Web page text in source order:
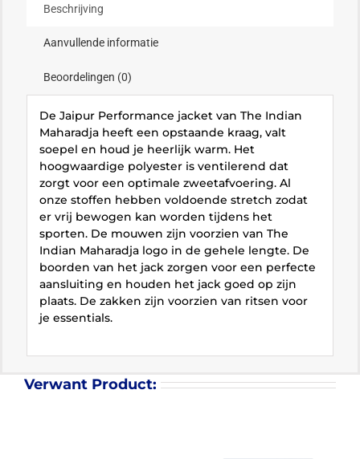
Beschrijving
Aanvullende informatie
Beoordelingen (0)
De Jaipur Performance jacket van The Indian
Maharadja heeft een opstaande kraag, valt
soepel en houd je heerlijk warm. Het
hoogwaardige polyester is ventilerend dat
zorgt voor een optimale zweetafvoering. Al
onze stoffen hebben voldoende stretch zodat
er vrij bewogen kan worden tijdens het
sporten. De mouwen zijn voorzien van The
Indian Maharadja logo in de gehele lengte. De
boorden van het jack zorgen voor een perfecte
aansluiting en houden het jack goed op zijn
plaats. De zakken zijn voorzien van ritsen voor
je essentials.
Verwant Product: